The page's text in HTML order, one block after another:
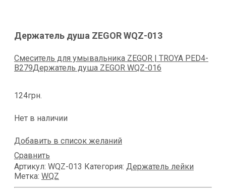
Держатель душа ZEGOR WQZ-013
Смеситель для умывальника ZEGOR | TROYA PED4-
В279Держатель душа ZEGOR WQZ-016
124грн.
Нет в наличии
Добавить в список желаний
Сравнить
Артикул: WQZ-013 Категория: Держатель лейки
Метка: WQZ